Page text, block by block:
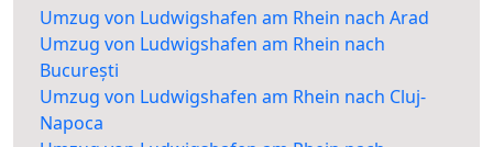
Umzug von Ludwigshafen am Rhein nach Arad
Umzug von Ludwigshafen am Rhein nach
București
Umzug von Ludwigshafen am Rhein nach Cluj-
Napoca